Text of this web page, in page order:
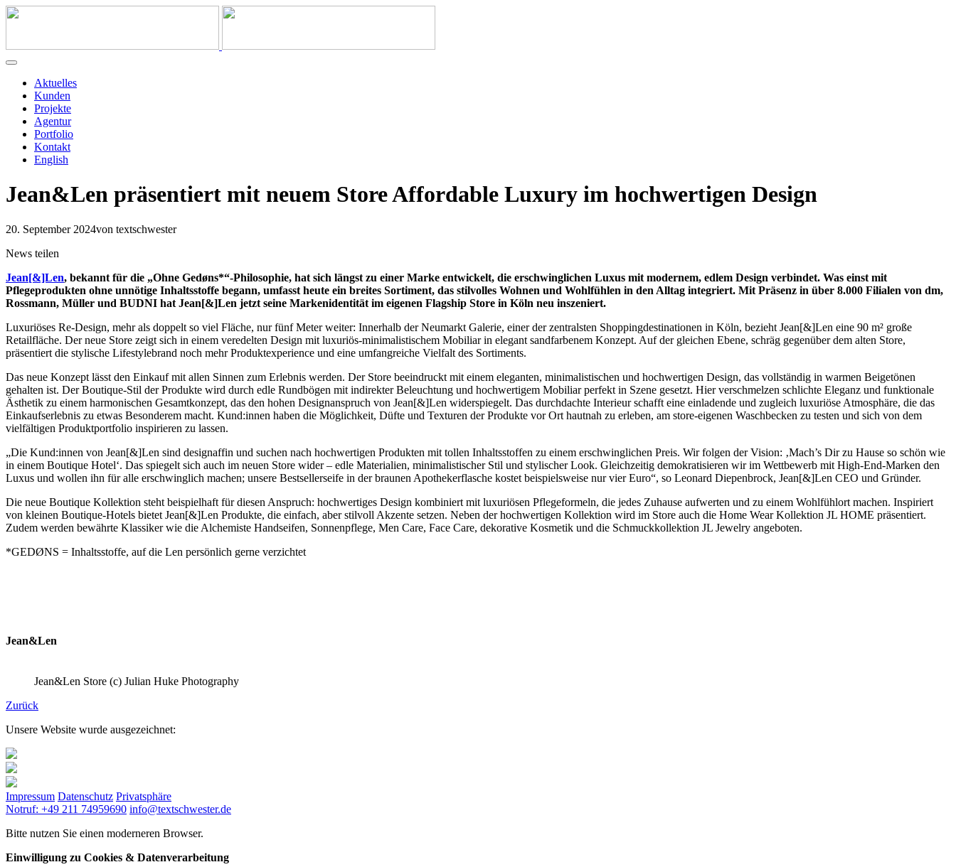
Aktuelles
Kunden
Projekte
Agentur
Portfolio
Kontakt
English
Jean&Len präsentiert mit neuem Store Affordable Luxury im hochwertigen Design
20. September 2024von textschwester
News teilen
Jean[&]Len, bekannt für die „Ohne Gedøns*“-Philosophie, hat sich längst zu einer Marke entwickelt, die erschwinglichen Luxus mit modernem, edlem Design verbindet. Was einst mit
Pflegeprodukten ohne unnötige Inhaltsstoffe begann, umfasst heute ein breites Sortiment, das stilvolles Wohnen und Wohlfühlen in den Alltag integriert. Mit Präsenz in über 8.000 Filialen von dm,
Rossmann, Müller und BUDNI hat Jean[&]Len jetzt seine Markenidentität im eigenen Flagship Store in Köln neu inszeniert.
Luxuriöses Re-Design, mehr als doppelt so viel Fläche, nur fünf Meter weiter: Innerhalb der Neumarkt Galerie, einer der zentralsten Shoppingdestinationen in Köln, bezieht Jean[&]Len eine 90 m² große
Retailfläche. Der neue Store zeigt sich in einem veredelten Design mit luxuriös-minimalistischem Mobiliar in elegant sandfarbenem Konzept. Auf der gleichen Ebene, schräg gegenüber dem alten Store,
präsentiert die stylische Lifestylebrand noch mehr Produktexperience und eine umfangreiche Vielfalt des Sortiments.
Das neue Konzept lässt den Einkauf mit allen Sinnen zum Erlebnis werden. Der Store beeindruckt mit einem eleganten, minimalistischen und hochwertigen Design, das vollständig in warmen Beigetönen
gehalten ist. Der Boutique-Stil der Produkte wird durch edle Rundbögen mit indirekter Beleuchtung und hochwertigem Mobiliar perfekt in Szene gesetzt. Hier verschmelzen schlichte Eleganz und funktionale
Ästhetik zu einem harmonischen Gesamtkonzept, das den hohen Designanspruch von Jean[&]Len widerspiegelt. Das durchdachte Interieur schafft eine einladende und zugleich luxuriöse Atmosphäre, die das
Einkaufserlebnis zu etwas Besonderem macht. Kund:innen haben die Möglichkeit, Düfte und Texturen der Produkte vor Ort hautnah zu erleben, am store-eigenen Waschbecken zu testen und sich von dem
vielfältigen Produktportfolio inspirieren zu lassen.
„Die Kund:innen von Jean[&]Len sind designaffin und suchen nach hochwertigen Produkten mit tollen Inhaltsstoffen zu einem erschwinglichen Preis. Wir folgen der Vision: ‚Mach’s Dir zu Hause so schön wie
in einem Boutique Hotel‘. Das spiegelt sich auch im neuen Store wider – edle Materialien, minimalistischer Stil und stylischer Look. Gleichzeitig demokratisieren wir im Wettbewerb mit High-End-Marken den
Luxus und wollen ihn für alle erschwinglich machen; unsere Bestsellerseife in der braunen Apothekerflasche kostet beispielsweise nur vier Euro“, so Leonard Diepenbrock, Jean[&]Len CEO und Gründer.
Die neue Boutique Kollektion steht beispielhaft für diesen Anspruch: hochwertiges Design kombiniert mit luxuriösen Pflegeformeln, die jedes Zuhause aufwerten und zu einem Wohlfühlort machen. Inspiriert
von kleinen Boutique-Hotels bietet Jean[&]Len Produkte, die einfach, aber stilvoll Akzente setzen. Neben der hochwertigen Kollektion wird im Store auch die Home Wear Kollektion JL HOME präsentiert.
Zudem werden bewährte Klassiker wie die Alchemiste Handseifen, Sonnenpflege, Men Care, Face Care, dekorative Kosmetik und die Schmuckkollektion JL Jewelry angeboten.
*GEDØNS = Inhaltsstoffe, auf die Len persönlich gerne verzichtet
Jean&Len
Jean&Len Store (c) Julian Huke Photography
Zurück
Unsere Website wurde ausgezeichnet:
Impressum Datenschutz Privatsphäre
Notruf: +49 211 74959690 info@textschwester.de
Bitte nutzen Sie einen moderneren Browser.
Einwilligung zu Cookies & Datenverarbeitung